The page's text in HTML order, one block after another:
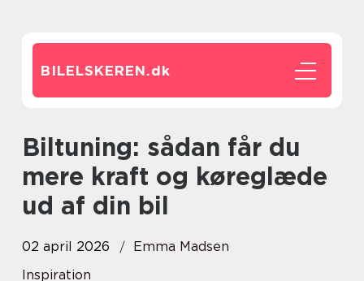
BILELSKEREN.dk
Biltuning: sådan får du
mere kraft og køreglæde
ud af din bil
02 april 2026
Emma Madsen
Inspiration